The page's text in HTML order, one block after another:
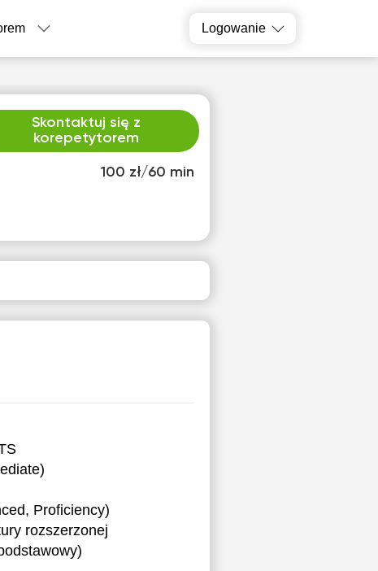
Logowanie
100 zł/60 min
Skontaktuj się z
korepetytorem
Proficiency)
rozszerzonej
15
16
dostępnych